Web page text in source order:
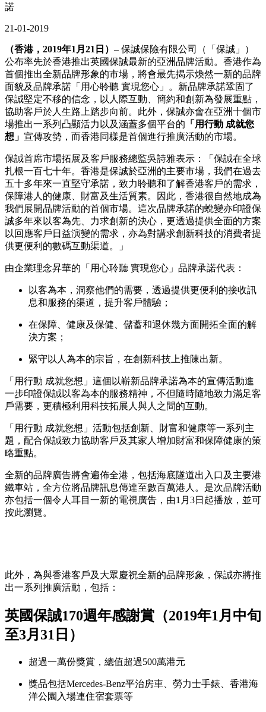
諾
21-01-2019
（香港，2019年1月21日） – 保誠保險有限公司（「保誠」）
公布率先於香港推出英國保誠最新的亞洲品牌活動。香港作為
首個推出全新品牌形象的市場，將會最先揭示煥然一新的品牌
面貌及品牌承諾「用心聆聽 實現您心」。新品牌承諾鞏固了
保誠堅定不移的信念，以人際互動、簡約和創新為發展重點，
協助客戶於人生路上踏步向前。此外，保誠亦會在亞洲十個市
場推出一系列凸顯活力以及涵蓋多個平台的 「用行動 成就您
想」 宣傳攻勢，而香港同樣是首個進行推廣活動的市場。
保誠首席市場拓展及客戶服務總監吳詩雅表示：「保誠在全球
扎根一百七十年。香港是保誠於亞洲的主要市場，我們在過去
五十多年來一直堅守承諾，致力聆聽和了解香港客戶的需求，
保障港人的健康、財富及生活質素。因此，香港很自然地成為
我們展開品牌活動的首個市場。這次品牌承諾的蛻變亦印證保
誠多年來以客為先、力求創新的決心，更透過提供全面的方案
以回應客戶日益演變的需求，亦為對講求創新科技的消費者提
供更便利的數碼互動渠道。」
由企業理念昇華的「用心聆聽 實現您心」品牌承諾代表：
以客為本，洞察他們的需要，透過提供更便利的接收訊
息和服務的渠道，提升客戶體驗；
在保障、健康及保健、儲蓄和退休幾方面開拓全面的解
決方案；
緊守以人為本的宗旨，在創新科技上推陳出新。
「用行動 成就您想」這個以嶄新品牌承諾為本的宣傳活動進
一步印證保誠以客為本的服務精神，不但隨時隨地致力滿足客
戶需要，更積極利用科技拓展人與人之間的互動。
「用行動 成就您想」活動包括創新、財富和健康等一系列主
題，配合保誠致力協助客戶及其家人增加財富和保障健康的策
略重點。
全新的品牌廣告將會遍佈全港，包括海底隧道出入口及主要港
鐵車站，全方位將品牌訊息傳達至數百萬港人。是次品牌活動
亦包括一個令人耳目一新的電視廣告，由1月3日起播放，並可
按此瀏覽。
此外，為與香港客戶及大眾慶祝全新的品牌形象，保誠亦將推
出一系列推廣活動，包括：
英國保誠170週年感謝賞（2019年1月中旬
至3月31日）
超過一萬份獎賞，總值超過500萬港元
獎品包括Mercedes-Benz平治房車、勞力士手錶、香港海
洋公園入場連住宿套票等